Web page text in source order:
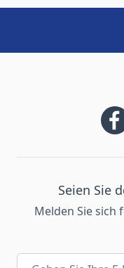
Seien Sie
Melden Sie sich
E-Mail-Adresse